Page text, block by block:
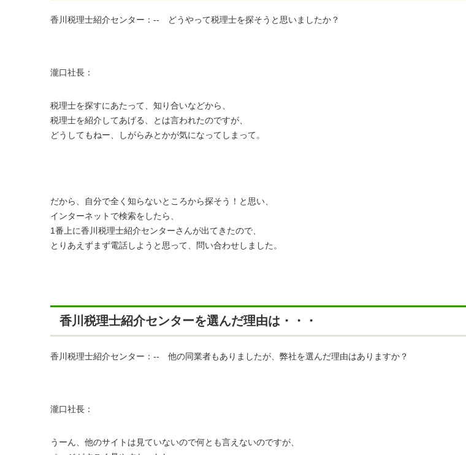
香川税理士紹介センター：-- どうやって税理士を探そうと思いましたか？
瀧口社長：
税理士を探すにあたって、知り合いなどから、
税理士を紹介してあげる、とは言われたのですが、
どうしてもねー、しがらみとかが気になってしまって。
だから、自分で全く知らないところから探そう！と思い、
インターネットで検索をしたら、
1番上に香川税理士紹介センターさんが出てきたので、
とりあえずまず電話しようと思って、問い合わせしました。
香川税理士紹介センターを選んだ理由は・・・
香川税理士紹介センター：-- 他の同業者もありましたが、弊社を選んだ理由はありますか？
瀧口社長：
うーん、他のサイトは見ていないので何とも言えないのですが、